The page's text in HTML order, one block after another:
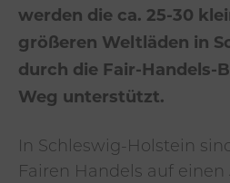
werden die ca. 25-30
größeren Weltläden in
durch die Fair-Handels-
Weg unterstützt.
In Schleswig-Holstein
Fairen Handels auf